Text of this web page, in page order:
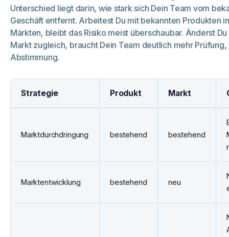
Unterschied liegt darin, wie stark sich Dein Team vom
Geschäft entfernt. Arbeitest Du mit bekannten Produkten
Märkten, bleibt das Risiko meist überschaubar. Änderst
Markt zugleich, braucht Dein Team deutlich mehr Prüfung,
Abstimmung.
Strategie Produkt Markt
Marktdurchdringung bestehend bestehend
Marktentwicklung bestehend neu